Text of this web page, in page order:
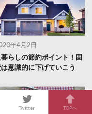
年4月2日
らしの節約ポイント！固
意識的に下げていこう
Twitter TOPへ